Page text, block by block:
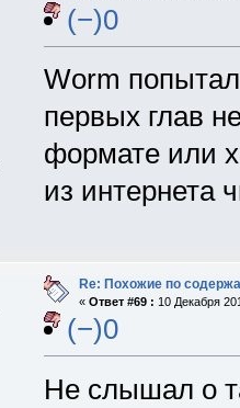
(−)0
Worm
первых глав
формате или
из интернета
Re: Похожие по
« Ответ #69 : 10 Декабря
(−)0
Не слышал о